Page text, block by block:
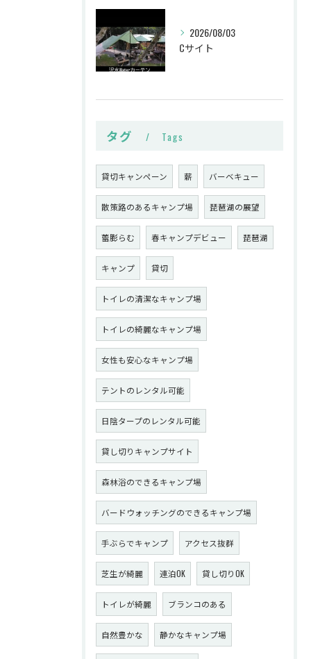
2026/08/03
Cサイト
タグ Tags
貸切キャンペーン 薪 バーベキュー
散策路のあるキャンプ場 琵琶湖の展望
蕾膨らむ 春キャンプデビュー 琵琶湖
キャンプ 貸切
トイレの清潔なキャンプ場
トイレの綺麗なキャンプ場
女性も安心なキャンプ場
テントのレンタル可能
日陰タープのレンタル可能
貸し切りキャンプサイト
森林浴のできるキャンプ場
バードウォッチングのできるキャンプ場
手ぶらでキャンプ アクセス抜群
芝生が綺麗 連泊OK 貸し切りOK
トイレが綺麗 ブランコのある
自然豊かな 静かなキャンプ場